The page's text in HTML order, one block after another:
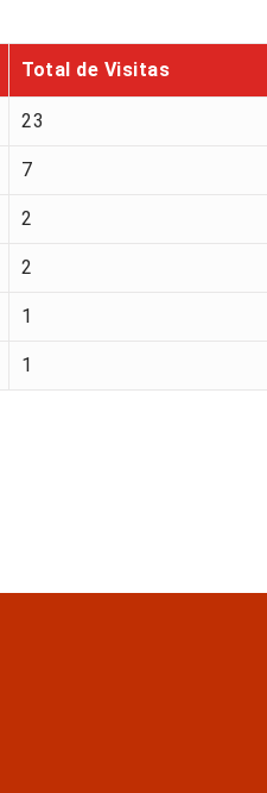
Total de Visitas
23
7
2
2
1
1